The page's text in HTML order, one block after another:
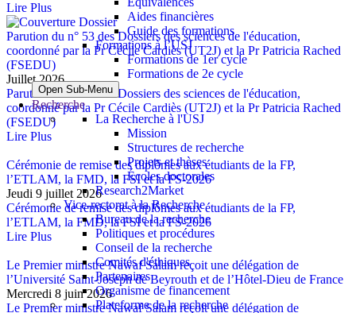
Aides financières
Guide des formations
Formations à l’USJ
Formations de 1er cycle
Formations de 2e cycle
Open Sub-Menu
Recherche
La Recherche à l'USJ
Mission
Structures de recherche
Projets et thèses
Écoles doctorales
Research2Market
Vice-rectorat à la Recherche
Bureau de la recherche
Politiques et procédures
Conseil de la recherche
Comités d'éthiques
Partenaires
Organisme de financement
Plateforme de la recherche
Lire Plus
Parution du n° 53 des Dossiers des sciences de l'éducation,
coordonné par la Pr Cécile Cardiès (UT2J) et la Pr Patricia Rached
(FSEDU)
Juillet 2026
Parution du n° 53 des Dossiers des sciences de l'éducation,
coordonné par la Pr Cécile Cardiès (UT2J) et la Pr Patricia Rached
(FSEDU)
Lire Plus
Cérémonie de remise des diplômes aux étudiants de la FP,
l’ETLAM, la FMD, la FSI et la FS-2026
Jeudi 9 juillet 2026
Cérémonie de remise des diplômes aux étudiants de la FP,
l’ETLAM, la FMD, la FSI et la FS-2026
Lire Plus
Le Premier ministre Nawaf Salam reçoit une délégation de
l’Université Saint-Joseph de Beyrouth et de l’Hôtel-Dieu de France
Mercredi 8 juin 2026
Le Premier ministre Nawaf Salam reçoit une délégation de